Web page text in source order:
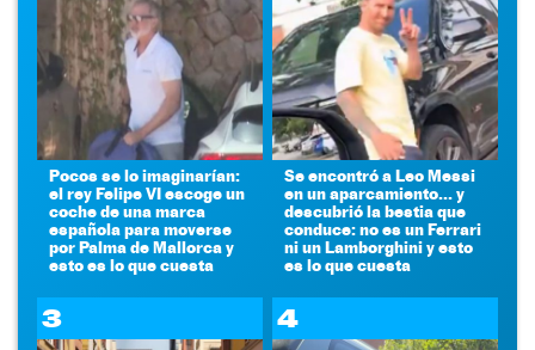
Pocos se lo imaginarían:
el rey Felipe VI escoge un
coche de una marca
española para moverse
por Palma de Mallorca y
esto es lo que cuesta
Se encontró a Leo Messi
en un aparcamiento... y
descubrió la bestia que
conduce: no es un Ferrari
ni un Lamborghini y esto
es lo que cuesta
3 4